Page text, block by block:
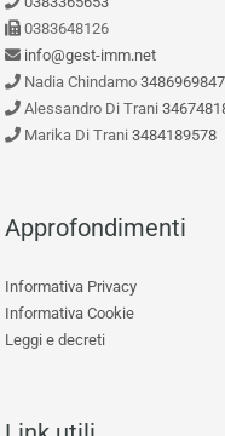
0383648126
info@gest-imm.net
Nadia Chindamo 3486969847
Alessandro Di Trani
Marika Di Trani 3484189578
Approfondimenti
Informativa Privacy
Informativa Cookie
Leggi e decreti